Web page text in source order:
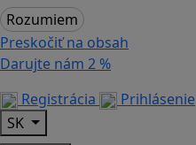
Rozumiem
Preskočiť na obsah
Darujte nám 2 %
Registrácia
Prihlásenie
SK